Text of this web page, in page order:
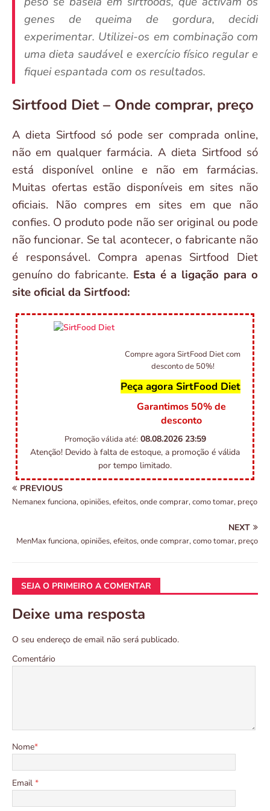
genes de queima de gordura, decidi
experimentar. Utilizei-os em combinação com
uma dieta saudável e exercício físico regular e
fiquei espantada com os resultados.
Sirtfood Diet – Onde comprar, preço
A dieta Sirtfood só pode ser comprada online,
não em qualquer farmácia. A dieta Sirtfood só
está disponível online e não em farmácias.
Muitas ofertas estão disponíveis em sites não
oficiais. Não compres em sites em que não
confies. O produto pode não ser original ou pode
não funcionar. Se tal acontecer, o fabricante não
é responsável. Compra apenas Sirtfood Diet
genuíno do fabricante. Esta é a ligação para o
site oficial da Sirtfood:
Compre agora SirtFood Diet com
desconto de 50%!
Peça agora SirtFood Diet
Garantimos 50% de
desconto
Promoção válida até: 08.08.2026 23:59
Atenção! Devido à falta de estoque, a promoção é válida
por tempo limitado.
PREVIOUS
Nemanex funciona, opiniões, efeitos, onde comprar, como tomar, preço
NEXT
MenMax funciona, opiniões, efeitos, onde comprar, como tomar, preço
SEJA O PRIMEIRO A COMENTAR
Deixe uma resposta
O seu endereço de email não será publicado.
Comentário
Nome*
Email *